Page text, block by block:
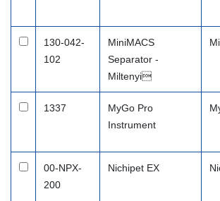
130-042-
102
MiniMACS
Separator -
Miltenyi
1337
MyGo Pro
Instrument
00-NPX-
200
Nichipet EX